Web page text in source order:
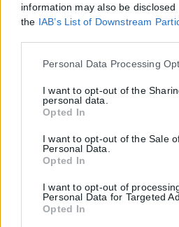
information may also be
the IAB’s List of Downstream
Please note that this website/app
but not limited to your visit or
click to grant or deny consent to
tags to use your data for below
Google consent section.
Personal Data Processing
I want to opt-out of the
personal data.
Opted In
I want to opt-out of the Sale
Personal Data.
Opted In
I want to opt-out of
Personal Data for Targeted
Opted In